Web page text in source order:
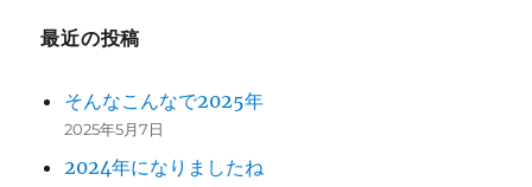
最近の投稿
そんなこんなで2025年
2025年5月7日
2024年になりましたね